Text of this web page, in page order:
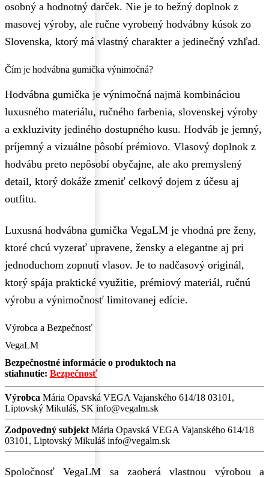
osobný a hodnotný darček. Nie je to bežný doplnok z
masovej výroby, ale ručne vyrobený hodvábny kúsok zo
Slovenska, ktorý má vlastný charakter a jedinečný vzhľad.
Čím je hodvábna gumička výnimočná?
Hodvábna gumička je výnimočná najmä kombináciou
luxusného materiálu, ručného farbenia, slovenskej výroby
a exkluzivity jediného dostupného kusu. Hodváb je jemný,
príjemný a vizuálne pôsobí prémiovo. Vlasový doplnok z
hodvábu preto nepôsobí obyčajne, ale ako premyslený
detail, ktorý dokáže zmeniť celkový dojem z účesu aj
outfitu.
Luxusná hodvábna gumička VegaLM je vhodná pre ženy,
ktoré chcú vyzerať upravene, žensky a elegantne aj pri
jednoduchom zopnutí vlasov. Je to nadčasový originál,
ktorý spája praktické využitie, prémiový materiál, ručnú
výrobu a výnimočnosť limitovanej edície.
Výrobca a Bezpečnosť
VegaLM
Bezpečnostné informácie o produktoch na
stiahnutie: Bezpečnosť
Výrobca Mária Opavská VEGA Vajanského 614/18 03101,
Liptovský Mikuláš, SK info@vegalm.sk
Zodpovedný subjekt Mária Opavská VEGA Vajanského 614/18
03101, Liptovský Mikuláš info@vegalm.sk
Spoločnosť VegaLM sa zaoberá vlastnou výrobou a